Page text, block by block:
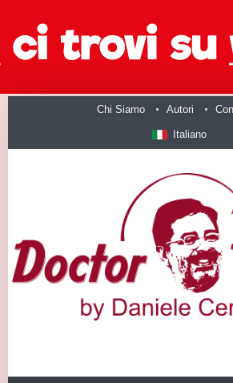
Chi Siamo Autori
Italiano